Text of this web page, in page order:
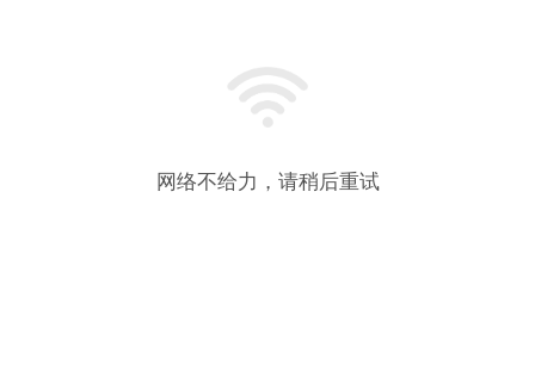
网络不给力，请稍后重试